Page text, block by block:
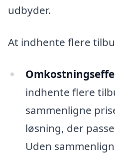
udbyder.
At indhente flere
indhente flere
sammenligne
løsning, der
Uden